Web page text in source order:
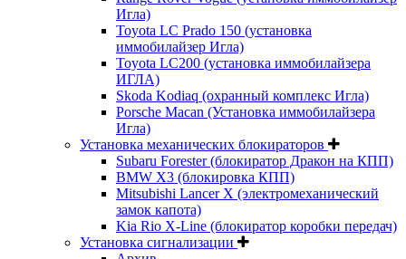
Игла)
Toyota LC Prado 150 (установка
иммобилайзер Игла)
Toyota LC200 (установка иммобилайзера
ИГЛА)
Skoda Kodiaq (охранный комплекс Игла)
Porsche Macan (Установка иммобилайзера
Игла)
Установка механических блокираторов
Subaru Forester (блокиратор Дракон на КПП)
BMW X3 (блокировка КПП)
Mitsubishi Lancer X (электромеханический
замок капота)
Kia Rio X-Line (блокиратор коробки передач)
Установка сигнализации